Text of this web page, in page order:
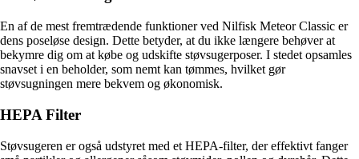
En af de mest fremtrædende funktioner ved Nilfisk Meteor Classic er
dens poseløse design. Dette betyder, at du ikke længere behøver at
bekymre dig om at købe og udskifte støvsugerposer. I stedet opsamles
snavset i en beholder, som nemt kan tømmes, hvilket gør
støvsugningen mere bekvem og økonomisk.
HEPA Filter
Støvsugeren er også udstyret med et HEPA-filter, der effektivt fanger